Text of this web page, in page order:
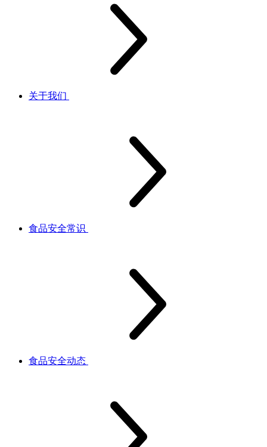
关于我们
食品安全常识
食品安全动态